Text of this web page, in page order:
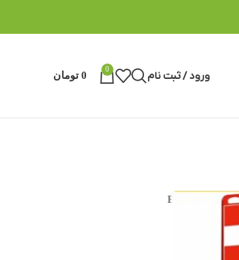
ورود / ثبت نام 0
0 تومان